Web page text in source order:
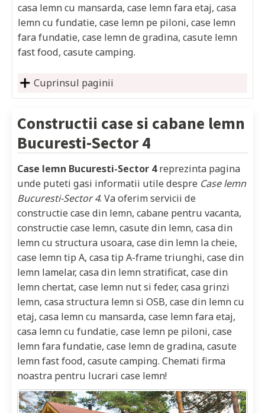
casa lemn cu mansarda, case lemn fara etaj, casa
lemn cu fundatie, case lemn pe piloni, case lemn
fara fundatie, case lemn de gradina, casute lemn
fast food, casute camping.
Cuprinsul paginii
Constructii case si cabane lemn
Bucuresti-Sector 4
Case lemn Bucuresti-Sector 4reprezinta pagina
unde puteti gasi informatii utile despre Case lemn
Bucuresti-Sector 4. Va oferim servicii de
constructie case din lemn, cabane pentru vacanta,
constructie case lemn, casute din lemn, casa din
lemn cu structura usoara, case din lemn la cheie,
case lemn tip A, casa tip A-frame triunghi, case din
lemn lamelar, casa din lemn stratificat, case din
lemn chertat, case lemn nut si feder, casa grinzi
lemn, casa structura lemn si OSB, case din lemn cu
etaj, casa lemn cu mansarda, case lemn fara etaj,
casa lemn cu fundatie, case lemn pe piloni, case
lemn fara fundatie, case lemn de gradina, casute
lemn fast food, casute camping. Chemati firma
noastra pentru lucrari case lemn!